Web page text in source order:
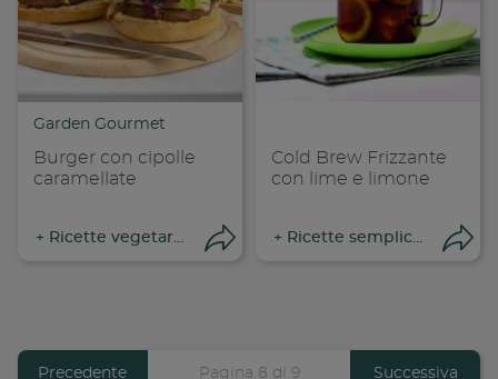
Condividi su
Copia link
Garden Gourmet
Burger con cipolle
caramellate
+ Ricette vegetariane
Cold Brew Frizzante
con lime e limone
+ Ricette semplici e veloci
Previous
Precedente Pagina 8 di 9 Pagina
Successiva